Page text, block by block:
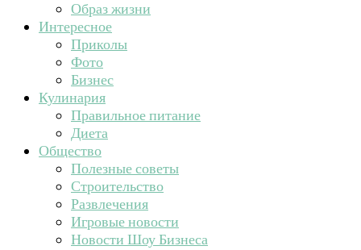
Образ жизни
Интересное
Приколы
Фото
Бизнес
Кулинария
Правильное питание
Диета
Общество
Полезные советы
Строительство
Развлечения
Игровые новости
Новости Шоу Бизнеса